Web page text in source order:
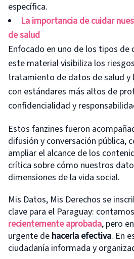
específica.
La importancia de cuidar
de salud
Enfocado en uno de los tipos
este material visibiliza los
tratamiento de datos de salud y
con estándares más altos de
confidencialidad y
Estos fanzines fueron
difusión y conversación pública,
ampliar el alcance de los
crítica sobre cómo nuestros
dimensiones de la vida social.
Mis Datos, Mis Derechos se
clave para el Paraguay:
recientemente aprobada, pero
urgente de hacerla efectiva. En
ciudadanía informada y